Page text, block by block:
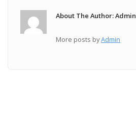
About The Author: Admin
More posts byAdmin